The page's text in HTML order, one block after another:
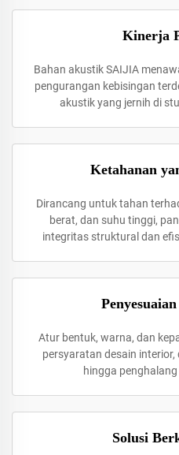
Kinerja
Bahan akustik SAIJIA
pengurangan kebisingan
akustik yang jernih di
Ketahanan
Dirancang untuk tahan
berat, dan suhu tinggi,
integritas struktural dan
Atur bentuk, warna, dan
persyaratan desain
hingga
Solusi